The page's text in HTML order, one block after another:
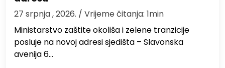
27 srpnja , 2026. / Vrijeme čitanja: 1min
Ministarstvo zaštite okoliša i zelene tranzicije
posluje na novoj adresi sjedišta – Slavonska
avenija 6…